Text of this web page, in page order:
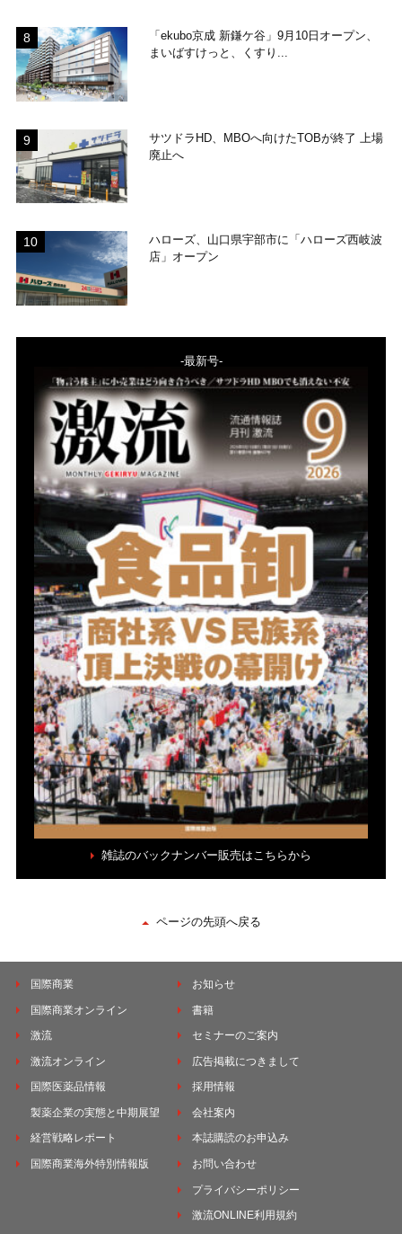
「ekubo京成 新鎌ケ谷」9月10日オープン、
まいばすけっと、くすり...
サツドラHD、MBOへ向けたTOBが終了 上場
廃止へ
ハローズ、山口県宇部市に「ハローズ西岐波
店」オープン
-最新号-
雑誌のバックナンバー販売はこちらから
ページの先頭へ戻る
国際商業
国際商業オンライン
激流
激流オンライン
国際医薬品情報
製薬企業の実態と中期展望
経営戦略レポート
国際商業海外特別情報版
お知らせ
書籍
セミナーのご案内
広告掲載につきまして
採用情報
会社案内
本誌購読のお申込み
お問い合わせ
プライバシーポリシー
激流ONLINE利用規約